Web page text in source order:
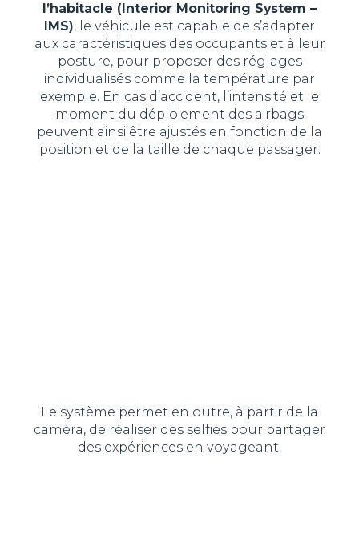
l’habitacle (Interior Monitoring System –
IMS), le véhicule est capable de s’adapter
aux caractéristiques des occupants et à leur
posture, pour proposer des réglages
individualisés comme la température par
exemple. En cas d’accident, l’intensité et le
moment du déploiement des airbags
peuvent ainsi être ajustés en fonction de la
position et de la taille de chaque passager.
Le système permet en outre, à partir de la
caméra, de réaliser des selfies pour partager
des expériences en voyageant.